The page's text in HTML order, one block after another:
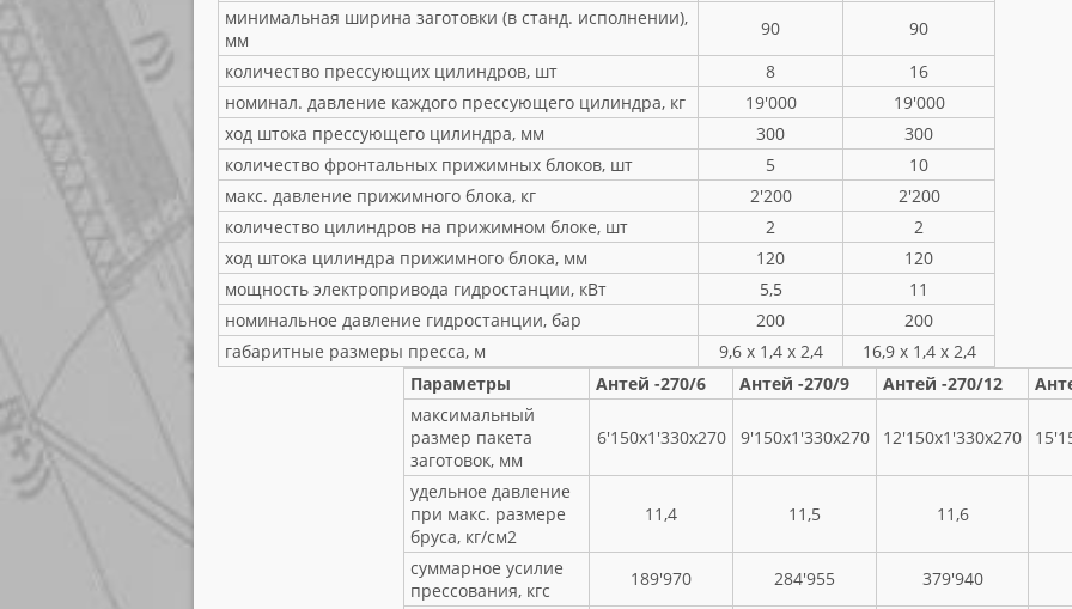
минимальная ширина заготовки (в станд. исполнении),
мм
90
90
количество прессующих цилиндров, шт
8
16
номинал. давление каждого прессующего цилиндра, кг
19'000
19'000
ход штока прессующего цилиндра, мм
300
300
количество фронтальных прижимных блоков, шт
5
10
макс. давление прижимного блока, кг
2'200
2'200
количество цилиндров на прижимном блоке, шт
2
2
ход штока цилиндра прижимного блока, мм
120
120
мощность электропривода гидростанции, кВт
5,5
11
номинальное давление гидростанции, бар
200
200
габаритные размеры пресса, м
9,6 х 1,4 х 2,4 16,9 х 1,4 х 2,4
Параметры Антей -270/6 Антей -270/9 Антей -270/12
максимальный
размер пакета
заготовок, мм
6'150х1'330х270 9'150х1'330х270 12'150х1'330х270
удельное давление
при макс. размере
бруса, кг/см2
11,4 11,5 11,6
суммарное усилие
прессования, кгс
189'970 284'955
379'940